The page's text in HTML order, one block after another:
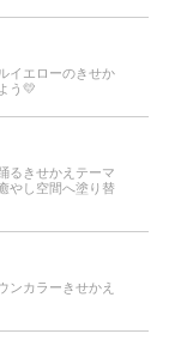
イエローのきせか
う💛
るきせかえテーマ
やし空間へ塗り替
ンカラーきせかえ